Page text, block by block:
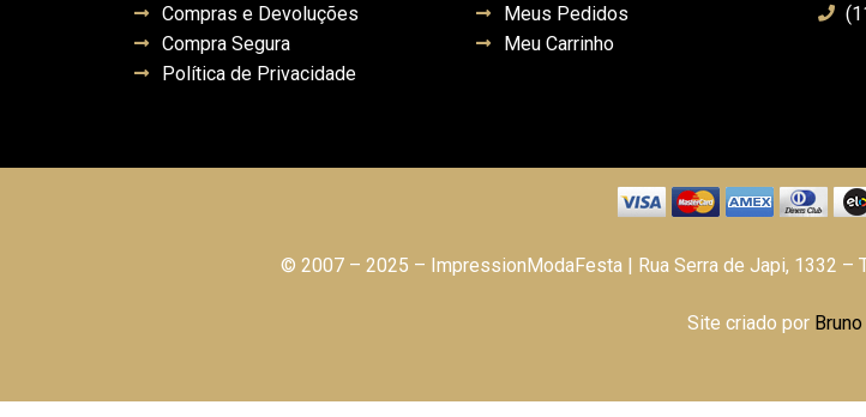
Compras e Devoluções
Compra Segura
Política de Privacidade
Meus Pedidos
Meu Carrinho
© 2007 – 2025 – ImpressionModaFesta | Rua Serra de Japi, 1332 –
Site criado por